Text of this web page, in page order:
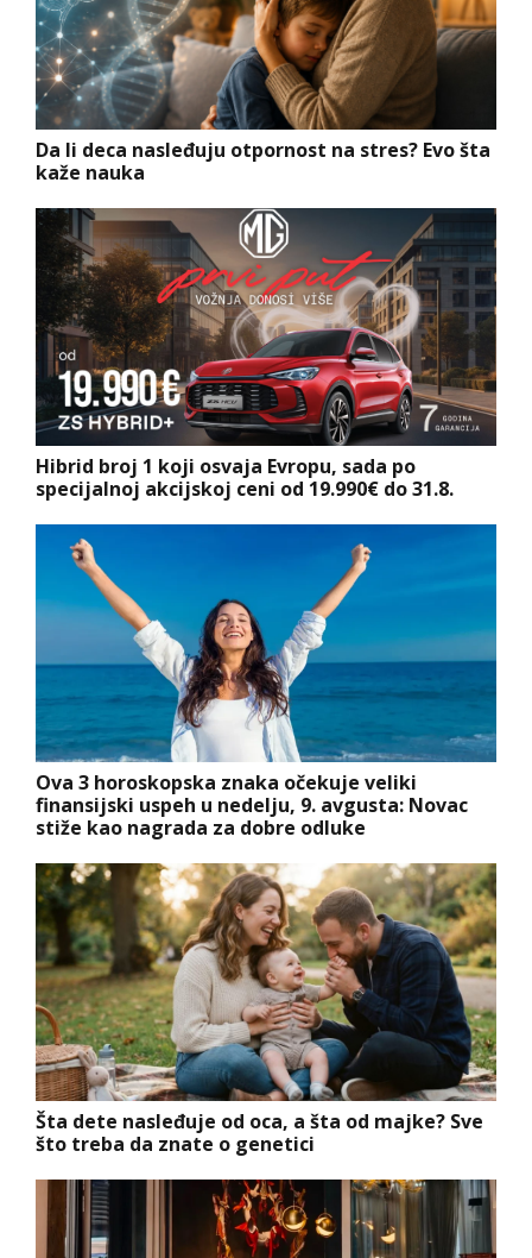
Da li deca nasleđuju otpornost na stres? Evo šta
kaže nauka
Hibrid broj 1 koji osvaja Evropu, sada po
specijalnoj akcijskoj ceni od 19.990€ do 31.8.
Ova 3 horoskopska znaka očekuje veliki
finansijski uspeh u nedelju, 9. avgusta: Novac
stiže kao nagrada za dobre odluke
Šta dete nasleđuje od oca, a šta od majke? Sve
što treba da znate o genetici